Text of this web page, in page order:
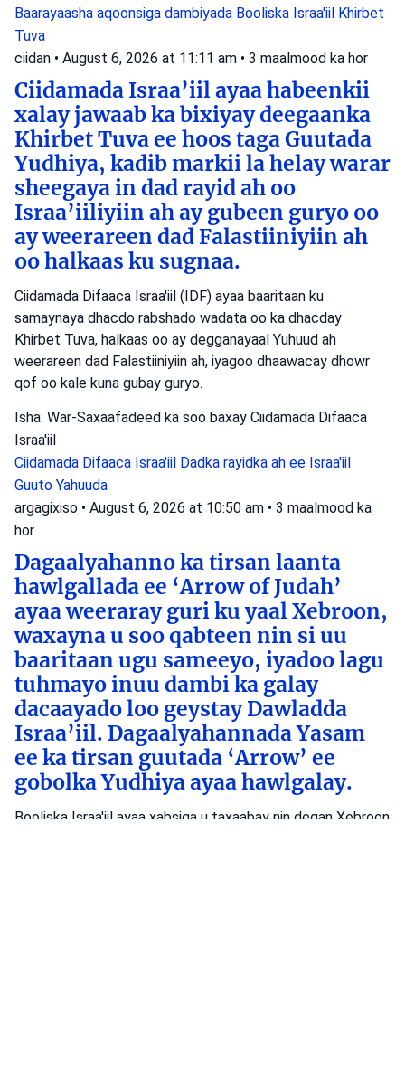
Baarayaasha aqoonsiga dambiyada Booliska Israa'iil Khirbet
Tuva
ciidan • August 6, 2026 at 11:11 am • 3 maalmood ka hor
Ciidamada Israa’iil ayaa habeenkii
xalay jawaab ka bixiyay deegaanka
Khirbet Tuva ee hoos taga Guutada
Yudhiya, kadib markii la helay warar
sheegaya in dad rayid ah oo
Israa’iiliyiin ah ay gubeen guryo oo
ay weerareen dad Falastiiniyiin ah
oo halkaas ku sugnaa.
Ciidamada Difaaca Israa'iil (IDF) ayaa baaritaan ku
samaynaya dhacdo rabshado wadata oo ka dhacday
Khirbet Tuva, halkaas oo ay degganayaal Yuhuud ah
weerareen dad Falastiiniyiin ah, iyagoo dhaawacay dhowr
qof oo kale kuna gubay guryo.
Isha: War-Saxaafadeed ka soo baxay Ciidamada Difaaca
Israa'iil
Ciidamada Difaaca Israa'iil Dadka rayidka ah ee Israa'iil
Guuto Yahuuda
argagixiso • August 6, 2026 at 10:50 am • 3 maalmood ka
hor
Dagaalyahanno ka tirsan laanta
hawlgallada ee ‘Arrow of Judah’
ayaa weeraray guri ku yaal Xebroon,
waxayna u soo qabteen nin si uu
baaritaan ugu sameeyo, iyadoo lagu
tuhmayo inuu dambi ka galay
dacaayado loo geystay Dawladda
Israa’iil. Dagaalyahannada Yasam
ee ka tirsan guutada ‘Arrow’ ee
gobolka Yudhiya ayaa hawlgalay.
Booliska Israa'iil ayaa xabsiga u taxaabay nin degan Xebroon